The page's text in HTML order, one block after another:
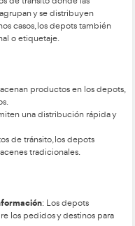
fábricas.
de suministros.
los almacenes.
ferrocarril, etc.
para definir un
en cuestiones tales